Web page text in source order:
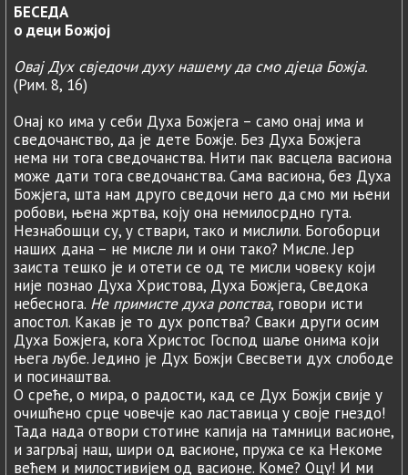
БЕСЕДА
о деци Божјој
Овај Дух свједочи духу нашему да смо дјеца Божја.
(Рим. 8, 16)
Онај ко има у себи Духа Божјега – само онај има и
сведочанство, да је дете Божје. Без Духа Божјега
нема ни тога сведочанства. Нити пак васцела васиона
може дати тога сведочанства. Сама васиона, без Духа
Божјега, шта нам друго сведочи него да смо ми њени
робови, њена жртва, коју она немилосрдно гута.
Незнабошци су, у ствари, тако и мислили. Богоборци
наших дана – не мисле ли и они тако? Мисле. Јер
заиста тешко је и отети се од те мисли човеку који
није познао Духа Христова, Духа Божјега, Сведока
небеснога. Не примисте духа ропства, говори исти
апостол. Какав је то дух ропства? Сваки други осим
Духа Божјега, кога Христос Господ шаље онима који
њега љубе. Једино је Дух Божји Свесвети дух слободе
и посинаштва.
О среће, о мира, о радости, кад се Дух Божји свије у
очишћено срце човечје као ластавица у своје гнездо!
Тада нада отвори стотине капија на тамници васионе,
и загрљај наш, шири од васионе, пружа се ка Некоме
већем и милостивијем од васионе. Коме? Оцу! И ми